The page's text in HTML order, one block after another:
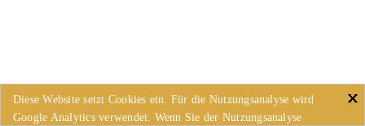
Diese Website setzt Cookies ein. Für die Nutzungsanalyse wird
Google Analytics verwendet. Wenn Sie der Nutzungsanalyse